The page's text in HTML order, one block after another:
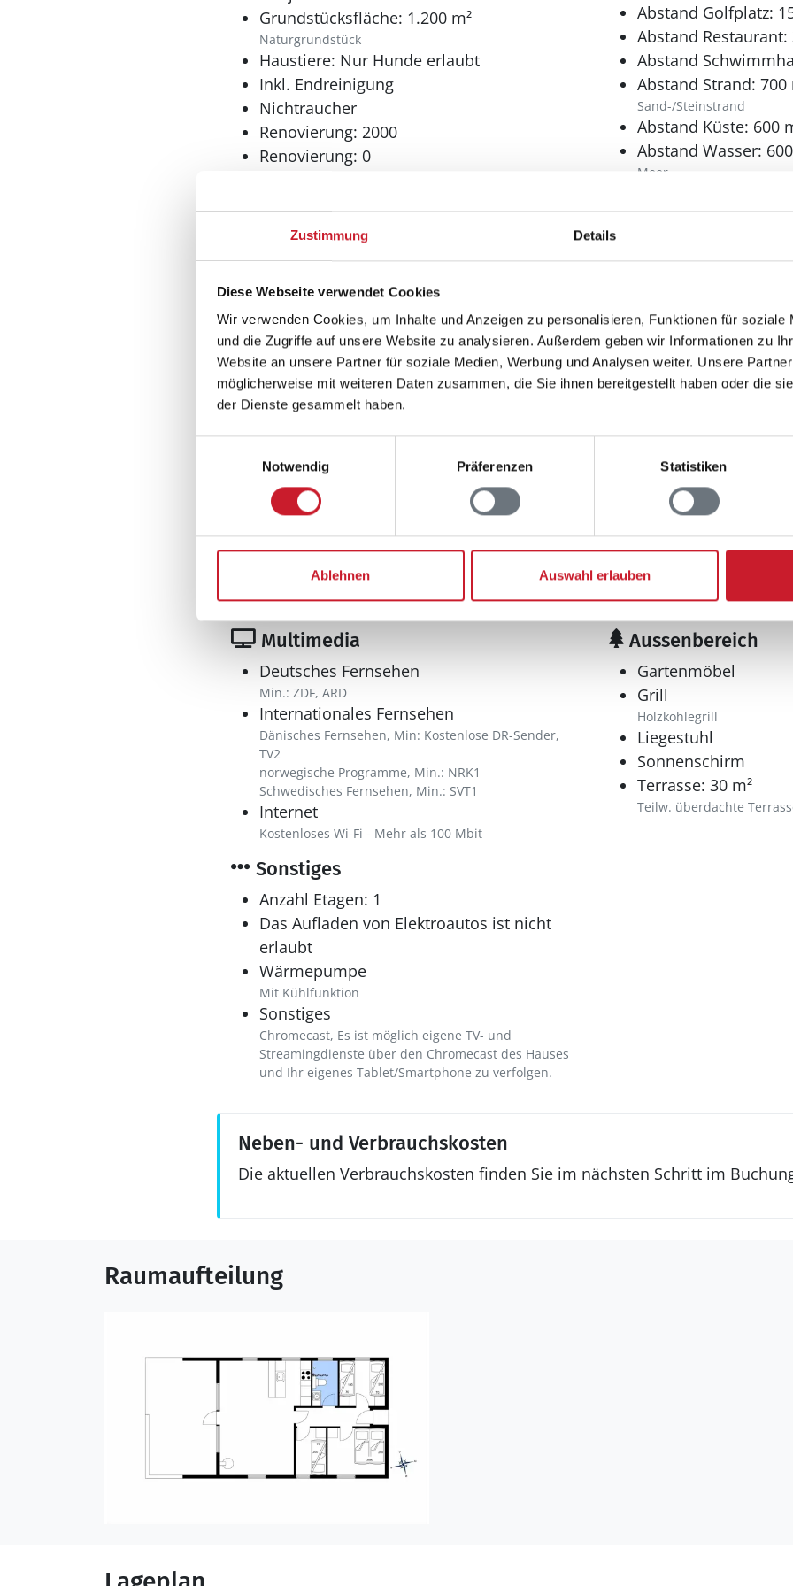
Zustimmung Details
Diese Webseite verwendet Cookies
Wir verwenden Cookies, um Inhalte und Anzeigen zu personalisieren, Funktionen für soziale
und die Zugriffe auf unsere Website zu analysieren. Außerdem geben wir Informationen zu
Website an unsere Partner für soziale Medien, Werbung und Analysen weiter. Unsere
möglicherweise mit weiteren Daten zusammen, die Sie ihnen bereitgestellt haben oder die
der Dienste gesammelt haben.
Notwendig
Präferenzen Statistiken
Ablehnen Auswahl erlauben
jeden Geschmack. Darüber hinaus sind interessante Städte wie Ebeltoft,
innerhalb einer Autostunde erreicht.
Grundstücksfläche: 1.200 m²
Naturgrundstück
Haustiere: Nur Hunde erlaubt
Inkl. Endreinigung
Nichtraucher
Renovierung: 2000
Renovierung: 0
Abstand Golfplatz:
Abstand Restaurant:
Abstand
Abstand Strand: 700
Sand-/Steinstrand
Abstand Küste: 600
Abstand Wasser:
Meer
Wohnbereich
Kaminofen Anzahl
Anzahl Etagenbetten :
2x70x190
2x70x200
Küche
Dunstabzug
Extra Backofen
Geschirrspüler
Kaffeemaschine
Kochplatten: 1
elektrische, Glaskeramik-Kochfelder
Kühlschrank l
Tiefkühler: 0 l
Wasserkocher
Bad
Anzahl Toiletten: 1
Multimedia
Deutsches Fernsehen
Min.: ZDF, ARD
Internationales Fernsehen
Dänisches Fernsehen, Min: Kostenlose DR-Sender,
TV2
norwegische Programme, Min.: NRK1
Schwedisches Fernsehen, Min.: SVT1
Internet
Kostenloses Wi-Fi - Mehr als 100 Mbit
Aussenbereich
Gartenmöbel
Grill
Holzkohlegrill
Liegestuhl
Sonnenschirm
Terrasse: 30 m²
Teilw. überdachte
Sonstiges
Anzahl Etagen: 1
Das Aufladen von Elektroautos ist nicht
erlaubt
Wärmepumpe
Mit Kühlfunktion
Sonstiges
Chromecast, Es ist möglich eigene TV- und
Streamingdienste über den Chromecast des Hauses
und Ihr eigenes Tablet/Smartphone zu verfolgen.
Neben- und Verbrauchskosten
Die aktuellen Verbrauchskosten finden Sie im nächsten Schritt im
Raumaufteilung